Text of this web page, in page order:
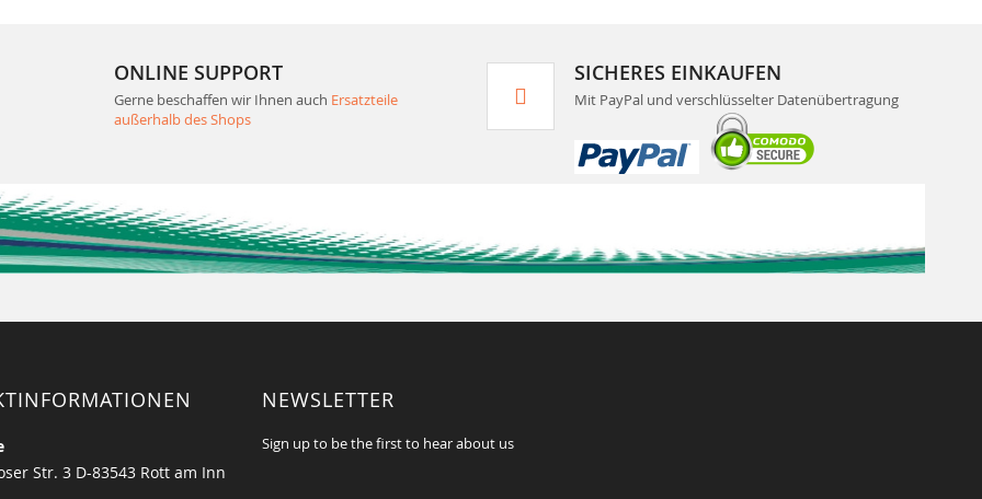
ONLINE SUPPORT
Gerne beschaffen wir Ihnen auch Ersatzteile
außerhalb des Shops
SICHERES EINKAUFEN
Mit PayPal und verschlüsselter Datenübertragung
Str. 3 D-83543 Rott am Inn
NEWSLETTER
Sign up to be the first to hear about us